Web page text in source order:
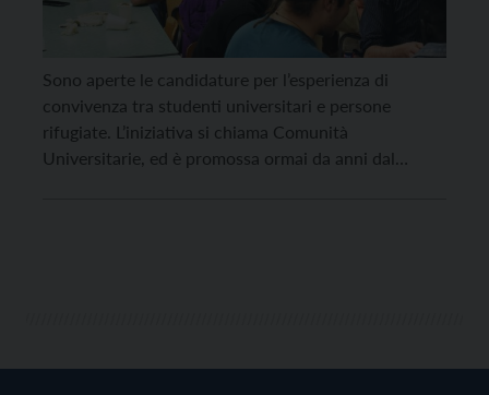
Sono aperte le candidature per l’esperienza di
convivenza tra studenti universitari e persone
rifugiate. L’iniziativa si chiama Comunità
Universitarie, ed è promossa ormai da anni dal